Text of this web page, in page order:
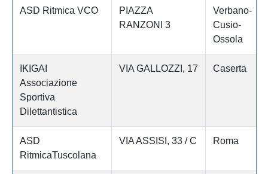
ASD Ritmica VCO
PIAZZA
RANZONI 3
Verbano-
Cusio-
Ossola
IKIGAI
Associazione
Sportiva
Dilettantistica
VIA GALLOZZI, 17 Caserta
ASD
RitmicaTuscolana
VIA ASSISI, 33 / C Roma